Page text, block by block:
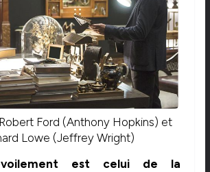
Ford (Anthony Hopkins) et
Lowe (Jeffrey Wright)
est celui de la